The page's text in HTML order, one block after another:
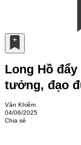
Long Hồ
tưởng, đạo
Văn Khiêm
04/06/2025
Chia sẻ